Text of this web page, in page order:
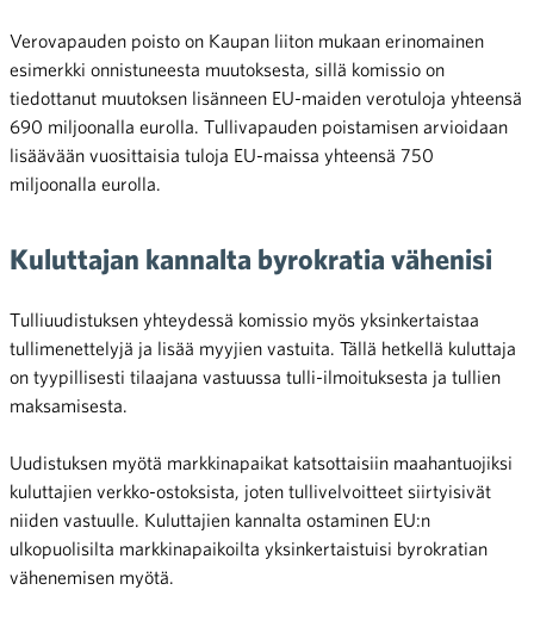
Verovapauden poisto on Kaupan liiton mukaan erinomainen
esimerkki onnistuneesta muutoksesta, sillä komissio on
tiedottanut muutoksen lisänneen EU-maiden verotuloja yhteensä
690 miljoonalla eurolla. Tullivapauden poistamisen arvioidaan
lisäävään vuosittaisia tuloja EU-maissa yhteensä 750
miljoonalla eurolla.
Kuluttajan kannalta byrokratia vähenisi
Tulliuudistuksen yhteydessä komissio myös yksinkertaistaa
tullimenettelyjä ja lisää myyjien vastuita. Tällä hetkellä kuluttaja
on tyypillisesti tilaajana vastuussa tulli-ilmoituksesta ja tullien
maksamisesta.
Uudistuksen myötä markkinapaikat katsottaisiin maahantuojiksi
kuluttajien verkko-ostoksista, joten tullivelvoitteet siirtyisivät
niiden vastuulle. Kuluttajien kannalta ostaminen EU:n
ulkopuolisilta markkinapaikoilta yksinkertaistuisi byrokratian
vähenemisen myötä.